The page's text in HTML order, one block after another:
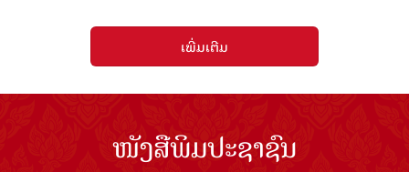
ເພີ່ມເຕີມ
ໜັງສືພິມປະຊາຊົນ